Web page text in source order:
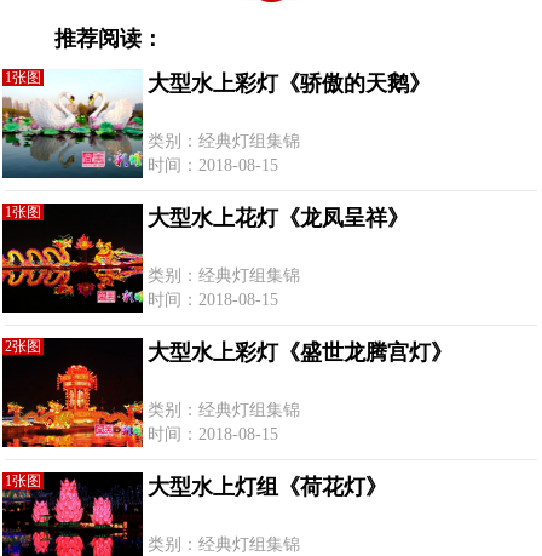
推荐阅读：
1张图 大型水上彩灯《骄傲的天鹅》
类别：经典灯组集锦
时间：2018-08-15
1张图 大型水上花灯《龙凤呈祥》
类别：经典灯组集锦
时间：2018-08-15
2张图 大型水上彩灯《盛世龙腾宫灯》
类别：经典灯组集锦
时间：2018-08-15
1张图 大型水上灯组《荷花灯》
类别：经典灯组集锦